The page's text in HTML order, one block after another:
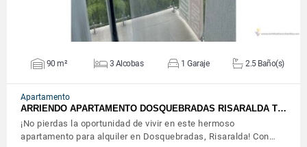
90 m² 3 Alcobas 1 Garaje 2.5 Baño(s)
Apartamento
ARRIENDO APARTAMENTO DOSQUEBRADAS RISARALDA T…
¡No pierdas la oportunidad de vivir en este hermoso
apartamento para alquiler en Dosquebradas, Risaralda! Con…